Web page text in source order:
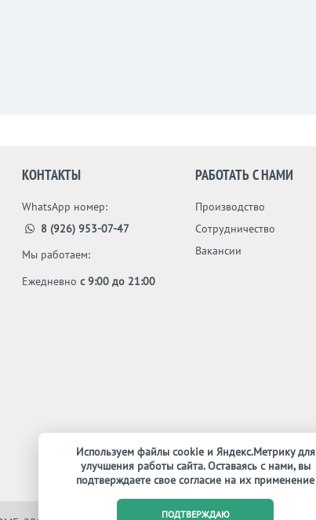
КОНТАКТЫ
WhatsApp номер:
8 (926) 953-07-47
Мы работаем:
Ежедневнос 9:00 до 21:00
РАБОТАТЬ С НАМИ
Производство
Сотрудничество
Вакансии
Используем файлы cookie и Яндекс.Метрику для
улучшения работы сайта. Оставаясь с нами, вы
подтверждаете свое согласие на их применение
ПОДТВЕРЖДАЮ